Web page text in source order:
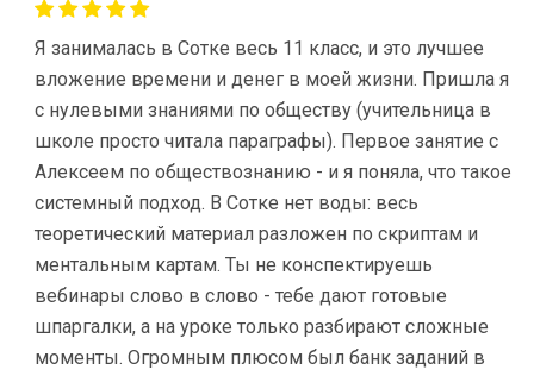
Я занималась в Сотке весь 11 класс, и это лучшее
вложение времени и денег в моей жизни. Пришла я
с нулевыми знаниями по обществу (учительница в
школе просто читала параграфы). Первое занятие с
Алексеем по обществознанию - и я поняла, что такое
системный подход. В Сотке нет воды: весь
теоретический материал разложен по скриптам и
ментальным картам. Ты не конспектируешь
вебинары слово в слово - тебе дают готовые
шпаргалки, а на уроке только разбирают сложные
моменты. Огромным плюсом был банк заданий в